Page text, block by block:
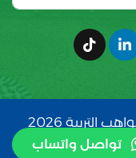
تواصل واتساب
2026